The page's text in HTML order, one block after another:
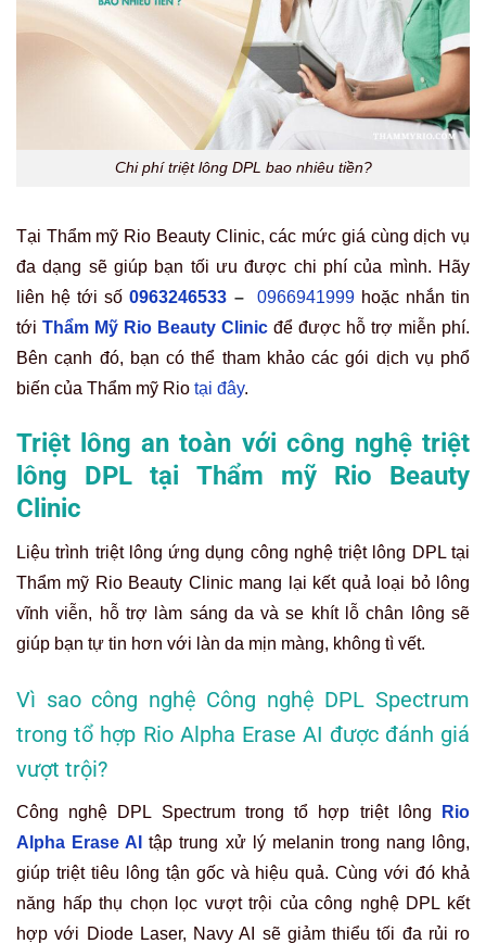
Chi phí triệt lông DPL bao nhiêu tiền?
Tại Thẩm mỹ Rio Beauty Clinic, các mức giá cùng dịch vụ
đa dạng sẽ giúp bạn tối ưu được chi phí của mình. Hãy
liên hệ tới số0963246533 – 0966941999hoặc nhắn tin
tới Thẩm Mỹ Rio Beauty Clinic để được hỗ trợ miễn phí.
Bên cạnh đó, bạn có thể tham khảo các gói dịch vụ phổ
biến của Thẩm mỹ Rio tại đây.
Triệt lông an toàn với công nghệ triệt
lông DPL tại Thẩm mỹ Rio Beauty
Clinic
Liệu trình triệt lông ứng dụng công nghệ triệt lông DPL tại
Thẩm mỹ Rio Beauty Clinic mang lại kết quả loại bỏ lông
vĩnh viễn, hỗ trợ làm sáng da và se khít lỗ chân lông sẽ
giúp bạn tự tin hơn với làn da mịn màng, không tì vết.
Vì sao công nghệ Công nghệ DPL Spectrum
trong tổ hợp Rio Alpha Erase AI được đánh giá
vượt trội?
Công nghệ DPL Spectrum trong tổ hợp triệt lông
Rio
Alpha Erase AI
tập trung xử lý melanin trong nang lông,
giúp triệt tiêu lông tận gốc và hiệu quả. Cùng với đó khả
năng hấp thụ chọn lọc vượt trội của công nghệ DPL kết
hợp với Diode Laser, Navy AI sẽ giảm thiểu tối đa rủi ro